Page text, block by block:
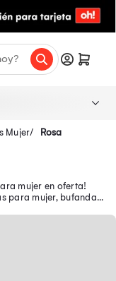
Mujer Rosa
mujer en oferta!
para mujer, bufandas